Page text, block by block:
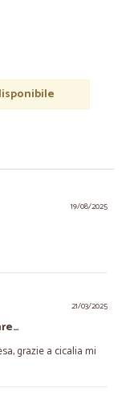
19/08/2025
21/03/2025
grazie a cicalia mi